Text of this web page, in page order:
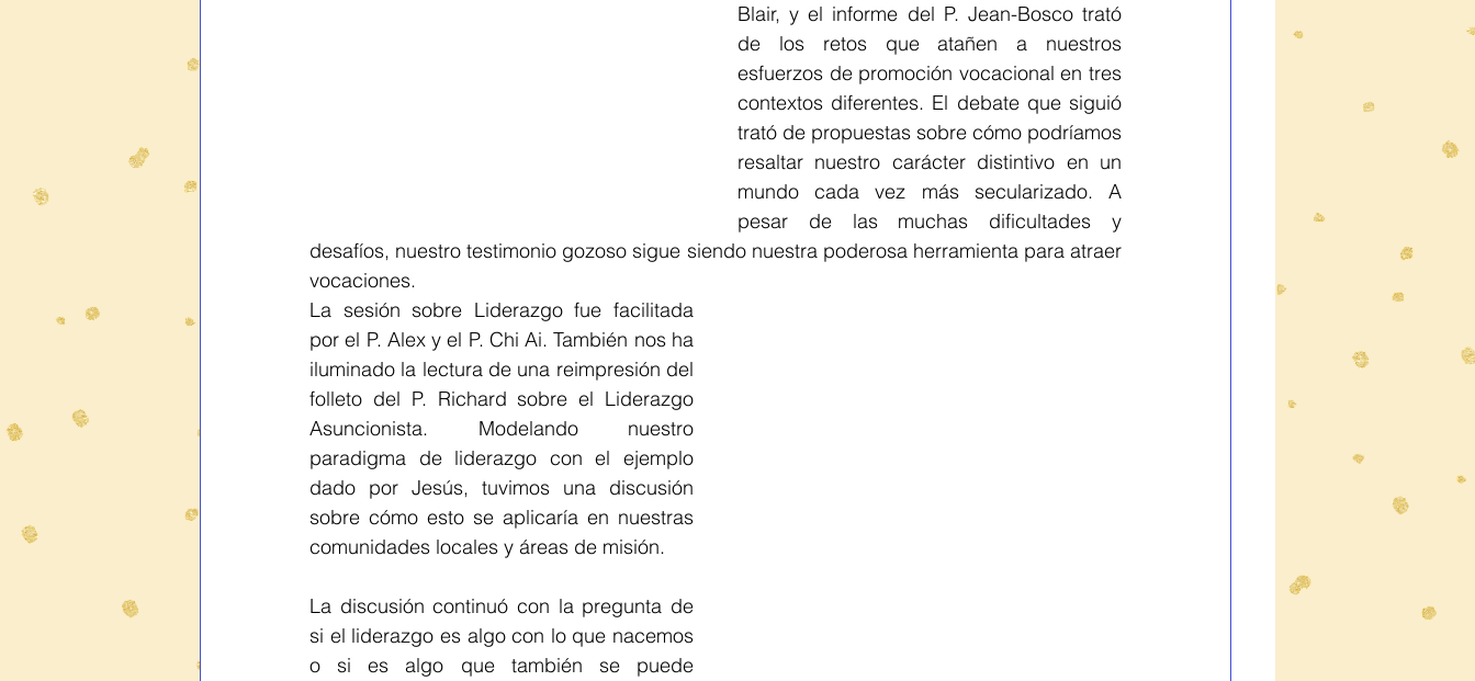
Blair, y el informe del P. Jean-Bosco trató
de los retos que atañen a nuestros
esfuerzos de promoción vocacional en tres
contextos diferentes. El debate que siguió
trató de propuestas sobre cómo podríamos
resaltar nuestro carácter distintivo en un
mundo cada vez más secularizado. A
pesar de las muchas dificultades y
desafíos, nuestro testimonio gozoso sigue siendo nuestra poderosa herramienta para atraer
vocaciones.
La sesión sobre Liderazgo fue facilitada
por el P. Alex y el P. Chi Ai. También nos ha
iluminado la lectura de una reimpresión del
folleto del P. Richard sobre el Liderazgo
Asuncionista. Modelando nuestro
paradigma de liderazgo con el ejemplo
dado por Jesús, tuvimos una discusión
sobre cómo esto se aplicaría en nuestras
comunidades locales y áreas de misión.
La discusión continuó con la pregunta de
si el liderazgo es algo con lo que nacemos
o si es algo que también se puede